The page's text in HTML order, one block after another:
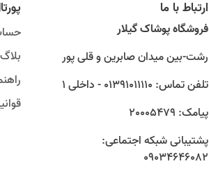
ارتباط با ما
فروشگاه پوشاک گیلار
رشت-بین میدان صابرین و قلی پور
تلفن تماس: 01391011110 - داخلی 1
پیامک: 20005479
پشتیبانی شبکه اجتماعی:
09034646082
بلاگ